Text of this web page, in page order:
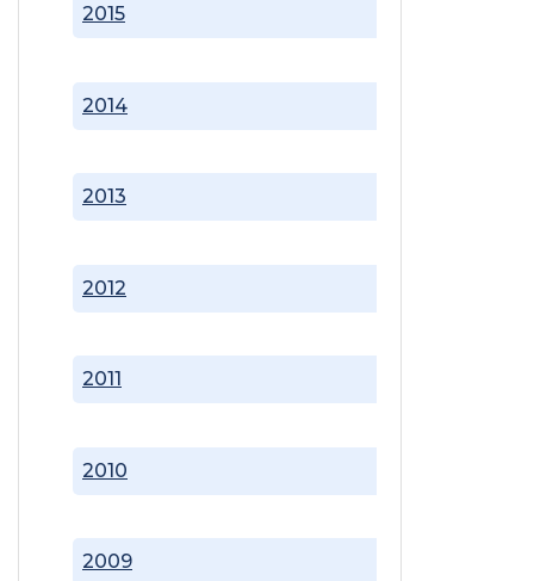
2009
2010
2011
2012
2013
2014
2015